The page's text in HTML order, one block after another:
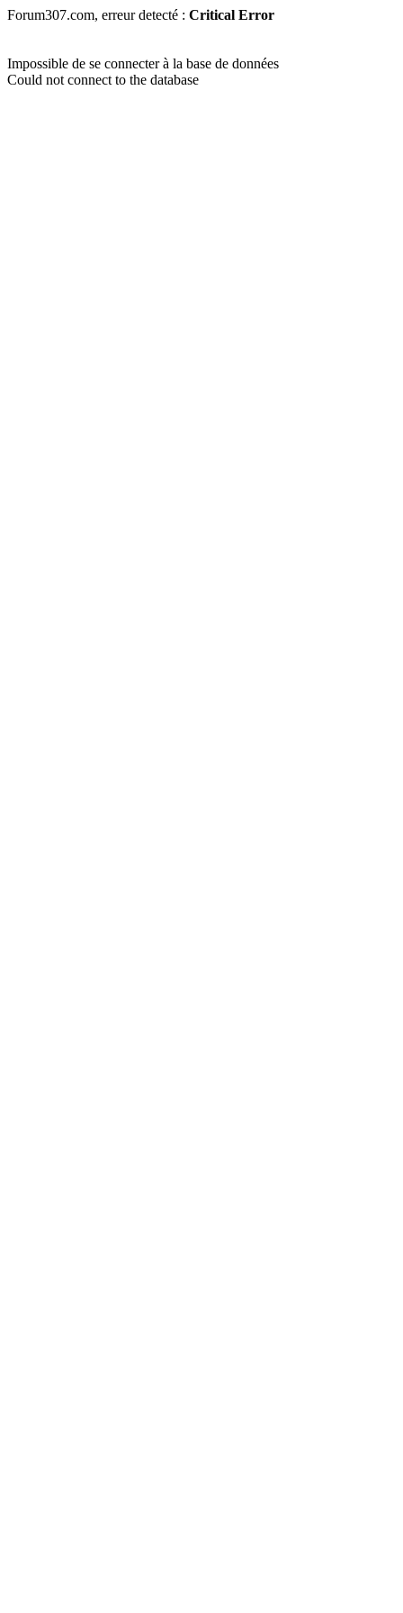
Forum307.com, erreur detecté : Critical Error
Impossible de se connecter à la base de données
Could not connect to the database